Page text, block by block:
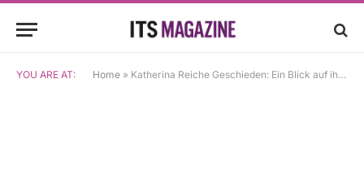
YOU ARE AT: Home » Katherina Reiche Geschieden: Ein Blick auf ihr Leben und ihre Karriere